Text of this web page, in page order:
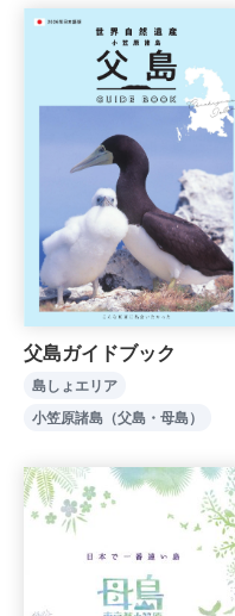
父島ガイドブック
島しょエリア
小笠原諸島（父島・母島）